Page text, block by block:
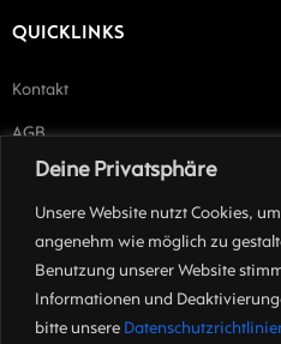
Deine Privatsphäre
Unsere Website nutzt Cookies,
angenehm wie möglich zu
Benutzung unserer Website
Informationen und
bitte unsere
QUICKLINKS
Kontakt
AGB
Impressum
ÜBER UNS